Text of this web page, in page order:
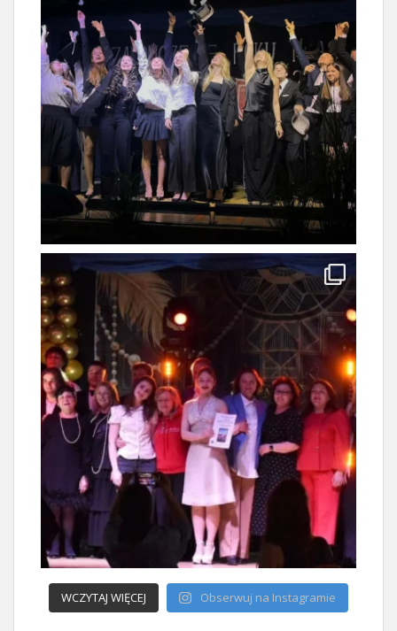
WCZYTAJ WIĘCEJ Obserwuj na Instagramie